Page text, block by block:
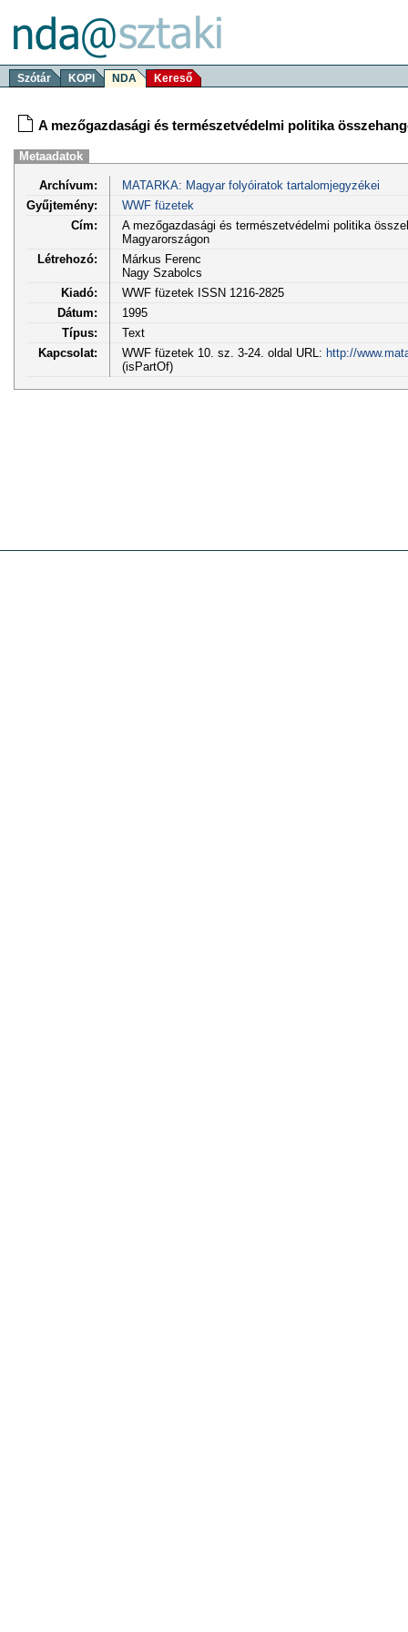
Szótár KOPI NDA Kereső
A mezőgazdasági és természetvédelmi politika
Metaadatok
Archívum:
MATARKA: Magyar folyóiratok tartalomjegyzékei
Gyűjtemény:
WWF füzetek
Cím:
A mezőgazdasági és természetvédelmi politika
Magyarországon
Létrehozó:
Márkus Ferenc
Nagy Szabolcs
Kiadó:
WWF füzetek ISSN 1216-2825
Dátum:
1995
Típus:
Text
Kapcsolat:
WWF füzetek 10. sz. 3-24. oldal URL: http://
(isPartOf)